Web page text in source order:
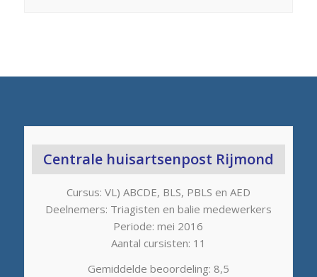
Centrale huisartsenpost Rijmond
Cursus: VL) ABCDE, BLS, PBLS en AED
Deelnemers: Triagisten en balie medewerkers
Periode: mei 2016
Aantal cursisten: 11
Gemiddelde beoordeling: 8,5